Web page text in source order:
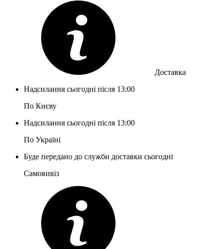
Доставка
Надсилання сьогодні після 13:00
По Києву
Надсилання сьогодні після 13:00
По Україні
Буде передано до служби доставки сьогодні
Самовивіз